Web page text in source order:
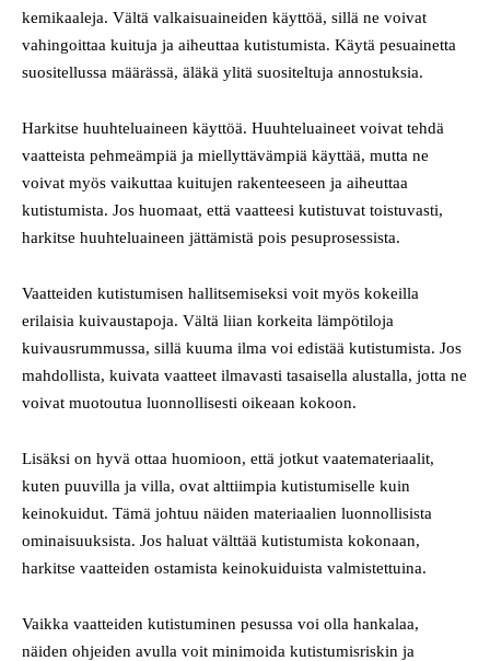
kemikaaleja. Vältä valkaisuaineiden käyttöä, sillä ne voivat
vahingoittaa kuituja ja aiheuttaa kutistumista. Käytä pesuainetta
suositellussa määrässä, äläkä ylitä suositeltuja annostuksia.
Harkitse huuhteluaineen käyttöä. Huuhteluaineet voivat tehdä
vaatteista pehmeämpiä ja miellyttävämpiä käyttää, mutta ne
voivat myös vaikuttaa kuitujen rakenteeseen ja aiheuttaa
kutistumista. Jos huomaat, että vaatteesi kutistuvat toistuvasti,
harkitse huuhteluaineen jättämistä pois pesuprosessista.
Vaatteiden kutistumisen hallitsemiseksi voit myös kokeilla
erilaisia kuivaustapoja. Vältä liian korkeita lämpötiloja
kuivausrummussa, sillä kuuma ilma voi edistää kutistumista. Jos
mahdollista, kuivata vaatteet ilmavasti tasaisella alustalla, jotta ne
voivat muotoutua luonnollisesti oikeaan kokoon.
Lisäksi on hyvä ottaa huomioon, että jotkut vaatemateriaalit,
kuten puuvilla ja villa, ovat alttiimpia kutistumiselle kuin
keinokuidut. Tämä johtuu näiden materiaalien luonnollisista
ominaisuuksista. Jos haluat välttää kutistumista kokonaan,
harkitse vaatteiden ostamista keinokuiduista valmistettuina.
Vaikka vaatteiden kutistuminen pesussa voi olla hankalaa,
näiden ohjeiden avulla voit minimoida kutistumisriskin ja